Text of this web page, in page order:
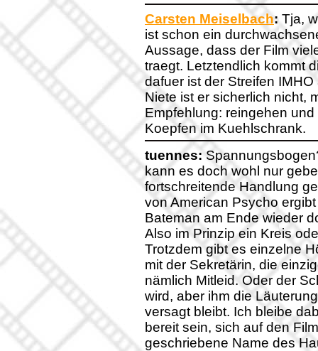
Carsten Meiselbach: Tja,
ist schon ein
Aussage, dass der Film
traegt. Letztendlich kommt
dafuer ist der Streifen
Niete ist er sicherlich nicht,
Empfehlung: reingehen
Koepfen im Kuehlschrank.
tuennes:
kann es doch wohl nur
fortschreitende Handlung
von American Psycho
Bateman am Ende wieder
Also im Prinzip ein Kreis
Trotzdem gibt es einzelne
mit der Sekretärin, die
nämlich Mitleid. Oder der
wird, aber ihm die
versagt bleibt. Ich bleibe
bereit sein, sich auf den
geschriebene Name des